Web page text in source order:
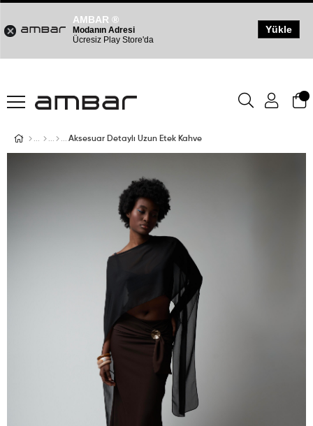
Aksesuar Detaylı Uzun Etek Kahve
AMBAR ®
Modanın Adresi
Ücresiz Play Store'da
Yükle